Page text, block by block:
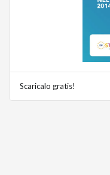
Scaricalo gratis!